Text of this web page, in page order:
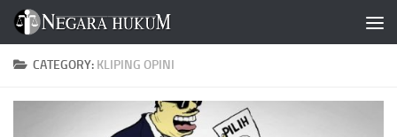
Skip to content
CATEGORY: KLIPING OPINI